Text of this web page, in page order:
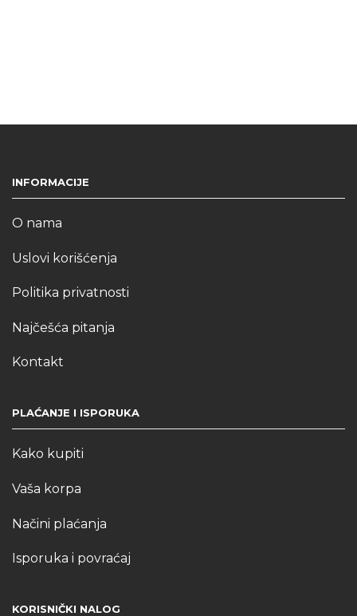
INFORMACIJE
O nama
Uslovi korišćenja
Politika privatnosti
Najčešća pitanja
Kontakt
PLAĆANJE I ISPORUKA
Kako kupiti
Vaša korpa
Načini plaćanja
Isporuka i povraćaj
KORISNIČKI NALOG